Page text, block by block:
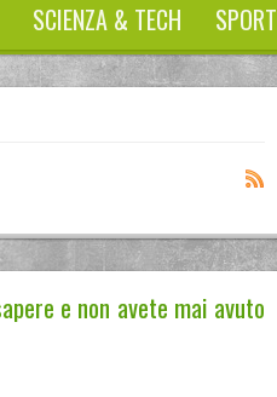
SCIENZA & TECH SPORT
e non avete mai avuto